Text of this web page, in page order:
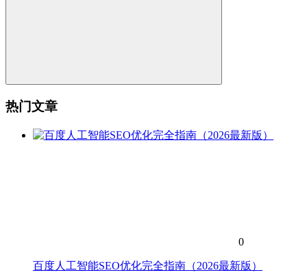
热门文章
0
百度人工智能SEO优化完全指南（2026最新版）